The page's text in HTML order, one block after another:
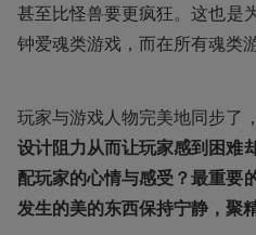
甚至比怪兽要更疯狂。这也是
钟爱魂类游戏，而在所有魂类
玩家与游戏人物完美地同步了
设计阻力从而让玩家感到困难
配玩家的心情与感受？最重要
发生的美的东西保持宁静，聚